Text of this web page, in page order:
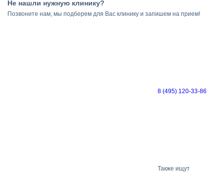
Не нашли нужную клинику?
Позвоните нам, мы подберем для Вас клинику и запишем на прием!
8 (495) 120-33-86
Также ищут